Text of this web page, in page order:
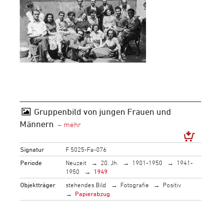
Gruppenbild von jungen Frauen und
Männern
Signatur
F 5025-Fa-076
Periode
Neuzeit 20. Jh. 1901-1950
1941-
1950
1949
Objektträger
stehendes Bild Fotografie
Positiv
Papierabzug